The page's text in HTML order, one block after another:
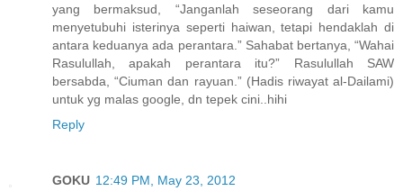
yang bermaksud, “Janganlah seseorang dari kamu
menyetubuhi isterinya seperti haiwan, tetapi hendaklah di
antara keduanya ada perantara.” Sahabat bertanya, “Wahai
Rasulullah, apakah perantara itu?” Rasulullah SAW
bersabda, “Ciuman dan rayuan.” (Hadis riwayat al-Dailami)
untuk yg malas google, dn tepek cini..hihi
Reply
GOKU 12:49 PM, May 23, 2012